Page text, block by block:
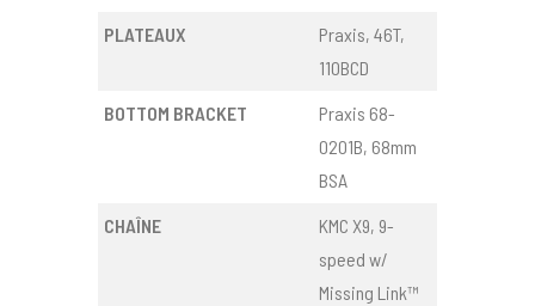
PLATEAUX
Praxis, 46T,
110BCD
BOTTOM BRACKET
Praxis 68-
0201B, 68mm
BSA
CHAÎNE
KMC X9, 9-
speed w/
Missing Link™